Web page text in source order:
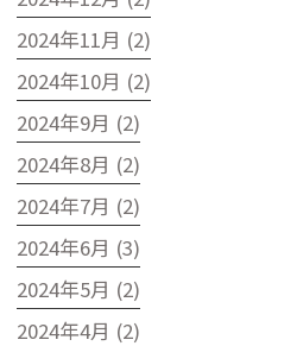
2024年11月 (2)
2024年10月 (2)
2024年9月 (2)
2024年8月 (2)
2024年7月 (2)
2024年6月 (3)
2024年5月 (2)
2024年4月 (2)